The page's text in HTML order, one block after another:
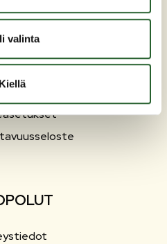
valinta
Kiellä
ja opetus
elinkeinot
Hallinto